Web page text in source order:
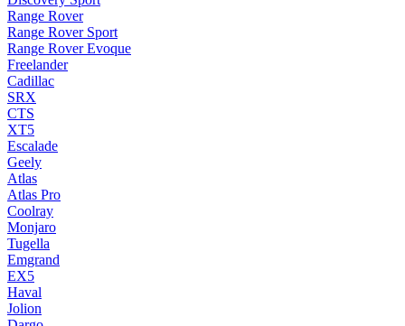
Range Rover
Range Rover Sport
Range Rover Evoque
Freelander
Cadillac
SRX
CTS
XT5
Escalade
Geely
Atlas
Atlas Pro
Coolray
Monjaro
Tugella
Emgrand
EX5
Haval
Jolion